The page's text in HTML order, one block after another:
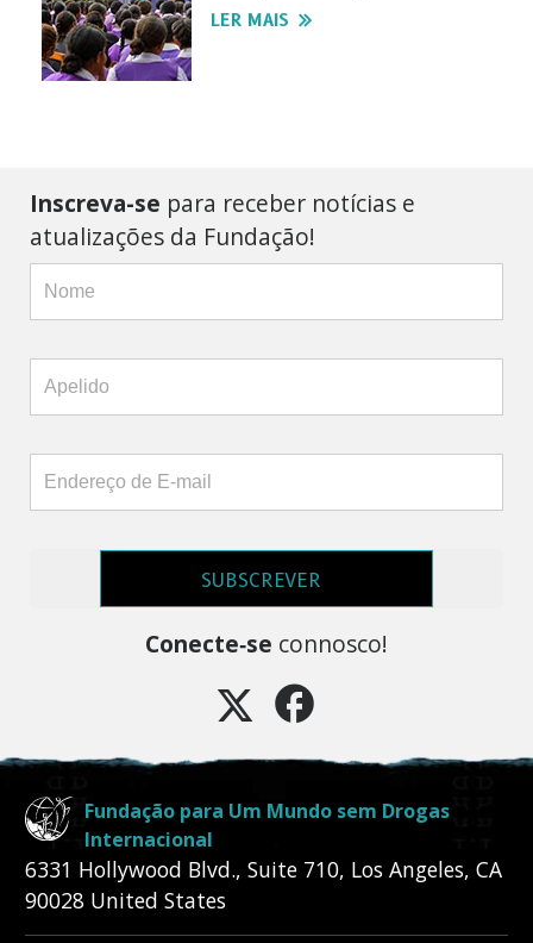
LER MAIS
Inscreva-se para receber notícias e
atualizações da Fundação!
SUBSCREVER
Conecte‑se connosco!
Fundação para Um Mundo sem Drogas
Internacional
6331 Hollywood Blvd., Suite 710, Los Angeles, CA
90028 United States